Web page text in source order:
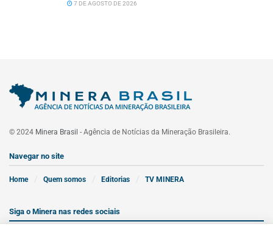
7 DE AGOSTO DE 2026
© 2024 Minera Brasil - Agência de Notícias da Mineração Brasileira.
Navegar no site
Home Quem somos Editorias TV MINERA
Siga o Minera nas redes sociais